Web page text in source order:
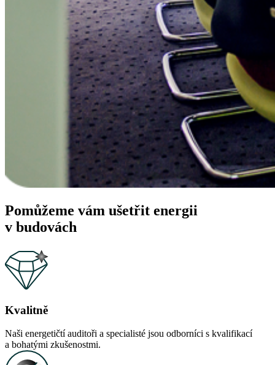
Pomůžeme vám ušetřit energii
v budovách
Kvalitně
Naši energetičtí auditoři a specialisté jsou odborníci s kvalifikací
a bohatými zkušenostmi.